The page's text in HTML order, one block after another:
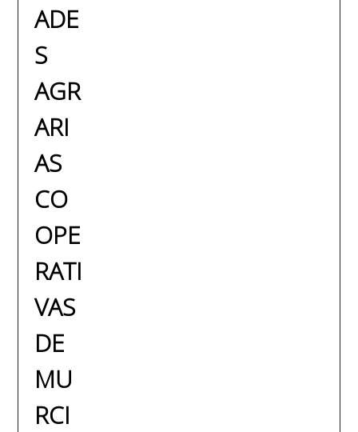
ADE
S
AGR
ARI
AS
CO
OPE
RATI
VAS
DE
MU
RCI